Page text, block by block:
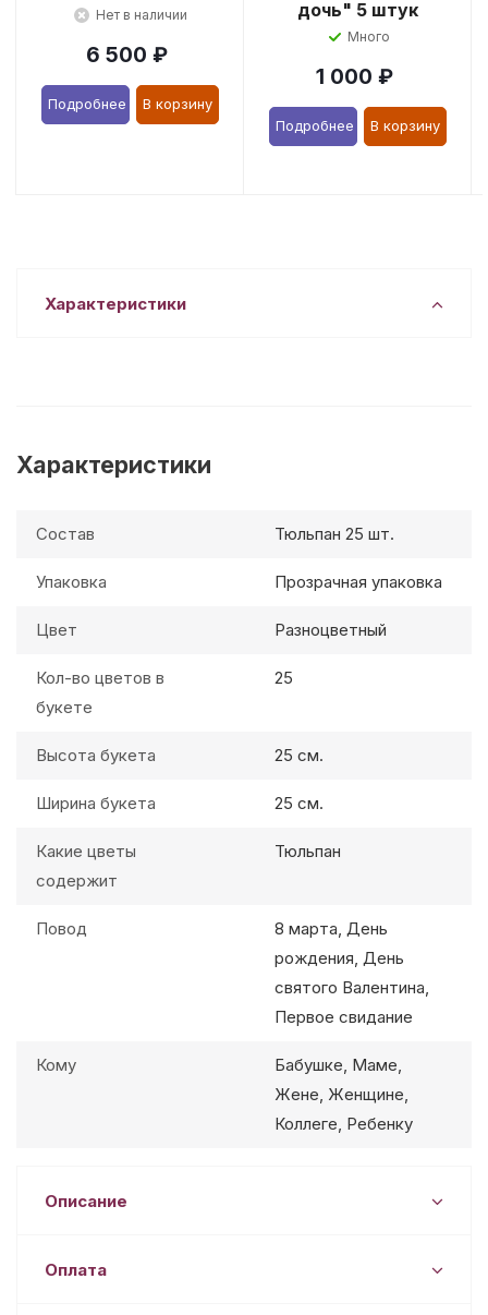
Нет в наличии
6 500 ₽
Подробнее В корзину
дочь" 5 штук
Много
1 000 ₽
Подробнее В корзину
Характеристики
Характеристики
Состав Тюльпан 25 шт.
Упаковка Прозрачная упаковка
Цвет Разноцветный
Кол-во цветов в
букете
25
Высота букета 25 см.
Ширина букета 25 см.
Какие цветы
содержит
Тюльпан
Повод
8 марта, День
рождения, День
святого Валентина,
Первое свидание
Кому
Бабушке, Маме,
Жене, Женщине,
Коллеге, Ребенку
Описание
Оплата